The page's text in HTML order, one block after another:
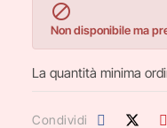

Non disponibile ma
La quantità minima
Condividi